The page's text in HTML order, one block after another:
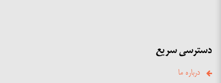
دسترسی سریع
درباره ما